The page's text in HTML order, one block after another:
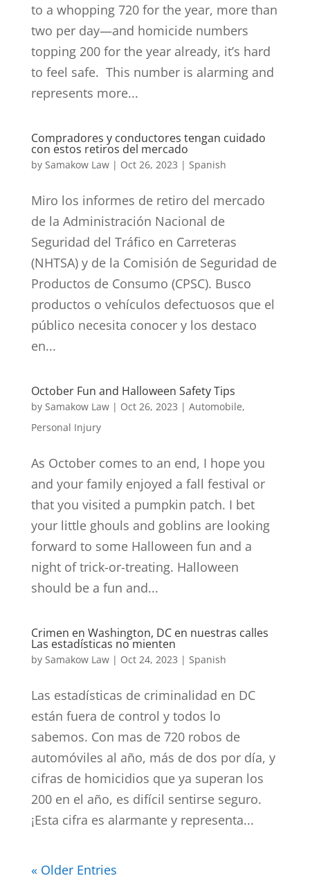
to a whopping 720 for the year, more than
two per day—and homicide numbers
topping 200 for the year already, it’s hard
to feel safe. This number is alarming and
represents more...
Compradores y conductores tengan cuidado
con estos retiros del mercado
by Samakow Law| Oct 26, 2023 | Spanish
Miro los informes de retiro del mercado
de la Administración Nacional de
Seguridad del Tráfico en Carreteras
(NHTSA) y de la Comisión de Seguridad de
Productos de Consumo (CPSC). Busco
productos o vehículos defectuosos que el
público necesita conocer y los destaco
en...
October Fun and Halloween Safety Tips
by Samakow Law| Oct 26, 2023 | Automobile,
Personal Injury
As October comes to an end, I hope you
and your family enjoyed a fall festival or
that you visited a pumpkin patch. I bet
your little ghouls and goblins are looking
forward to some Halloween fun and a
night of trick-or-treating. Halloween
should be a fun and...
Crimen en Washington, DC en nuestras calles
Las estadísticas no mienten
by Samakow Law| Oct 24, 2023 | Spanish
Las estadísticas de criminalidad en DC
están fuera de control y todos lo
sabemos. Con mas de 720 robos de
automóviles al año, más de dos por día, y
cifras de homicidios que ya superan los
200 en el año, es difícil sentirse seguro.
¡Esta cifra es alarmante y representa...
« Older Entries